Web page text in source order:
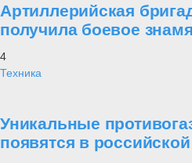
Артиллерийская
получила боевое
4
Техника
Уникальные
появятся в